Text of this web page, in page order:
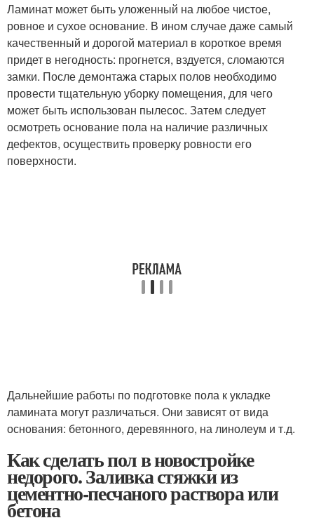
Ламинат может быть уложенный на любое чистое,
ровное и сухое основание. В ином случае даже самый
качественный и дорогой материал в короткое время
придет в негодность: прогнется, вздуется, сломаются
замки. После демонтажа старых полов необходимо
провести тщательную уборку помещения, для чего
может быть использован пылесос. Затем следует
осмотреть основание пола на наличие различных
дефектов, осуществить проверку ровности его
поверхности.
Дальнейшие работы по подготовке пола к укладке
ламината могут различаться. Они зависят от вида
основания: бетонного, деревянного, на линолеум и т.д.
Как сделать пол в новостройке
недорого. Заливка стяжки из
цементно-песчаного раствора или
бетона